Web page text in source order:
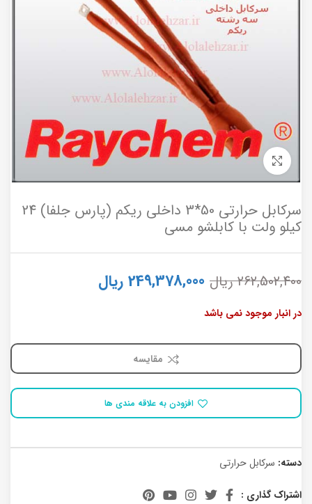
برای بزرگنمایی کلیک کنید
سرکابل حرارتی 50*3 داخلی ریکم (پارس جلفا) 24
کیلو ولت با کابلشو مسی
262,502,400 ریال 249,378,000 ریال
در انبار موجود نمی باشد
مقایسه
افزودن به علاقه مندی ها
دسته: سرکابل حرارتی
اشتراک گذاری :